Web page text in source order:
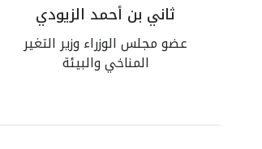
ثاني بن أحمد الزيودي
عضو مجلس الوزراء وزير التغير
المناخي والبيئة